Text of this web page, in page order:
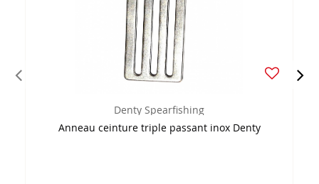
Denty Spearfishing
Anneau ceinture triple passant inox Denty